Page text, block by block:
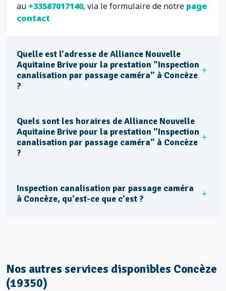
au +33587017140, via le formulaire de notre page
contact
Quelle est l'adresse de Alliance Nouvelle
Aquitaine Brive pour la prestation "Inspection
canalisation par passage caméra" à Concèze
?
Quels sont les horaires de Alliance Nouvelle
Aquitaine Brive pour la prestation "Inspection
canalisation par passage caméra" à Concèze
?
Inspection canalisation par passage caméra
à Concèze, qu'est-ce que c'est ?
Nos autres services disponibles Concèze
(19350)